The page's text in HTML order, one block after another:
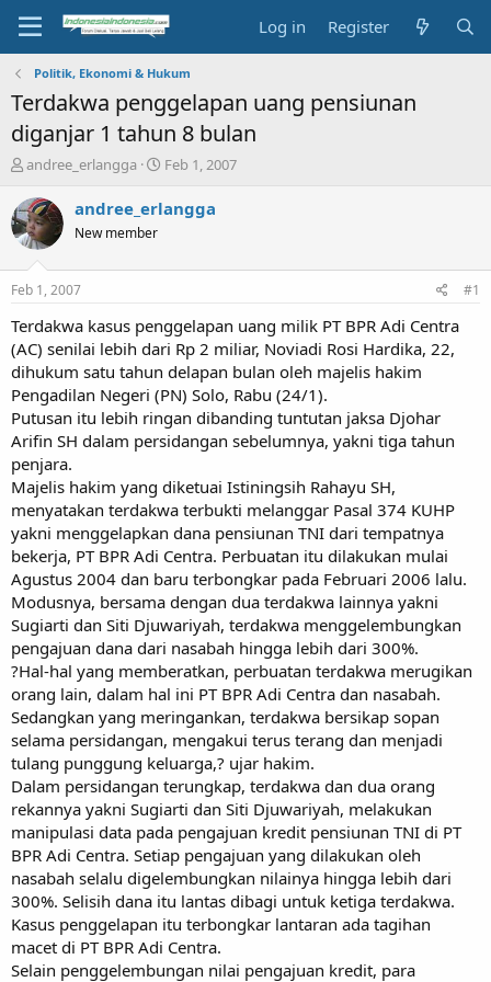
Log in Register
Politik, Ekonomi & Hukum
Terdakwa penggelapan uang pensiunan
diganjar 1 tahun 8 bulan
T
r
e
a
s
t
a
r
t
e
r
andree_erlangga
S
a
e
Feb 1, 2007
andree_erlangga
New member
Feb 1, 2007 #1
Terdakwa kasus penggelapan uang milik PT BPR Adi Centra
(AC) senilai lebih dari Rp 2 miliar, Noviadi Rosi Hardika, 22,
dihukum satu tahun delapan bulan oleh majelis hakim
Pengadilan Negeri (PN) Solo, Rabu (24/1).
Putusan itu lebih ringan dibanding tuntutan jaksa Djohar
Arifin SH dalam persidangan sebelumnya, yakni tiga tahun
penjara.
Majelis hakim yang diketuai Istiningsih Rahayu SH,
menyatakan terdakwa terbukti melanggar Pasal 374 KUHP
yakni menggelapkan dana pensiunan TNI dari tempatnya
bekerja, PT BPR Adi Centra. Perbuatan itu dilakukan mulai
Agustus 2004 dan baru terbongkar pada Februari 2006 lalu.
Modusnya, bersama dengan dua terdakwa lainnya yakni
Sugiarti dan Siti Djuwariyah, terdakwa menggelembungkan
pengajuan dana dari nasabah hingga lebih dari 300%.
?Hal-hal yang memberatkan, perbuatan terdakwa merugikan
orang lain, dalam hal ini PT BPR Adi Centra dan nasabah.
Sedangkan yang meringankan, terdakwa bersikap sopan
selama persidangan, mengakui terus terang dan menjadi
tulang punggung keluarga,? ujar hakim.
Dalam persidangan terungkap, terdakwa dan dua orang
rekannya yakni Sugiarti dan Siti Djuwariyah, melakukan
manipulasi data pada pengajuan kredit pensiunan TNI di PT
BPR Adi Centra. Setiap pengajuan yang dilakukan oleh
nasabah selalu digelembungkan nilainya hingga lebih dari
300%. Selisih dana itu lantas dibagi untuk ketiga terdakwa.
Kasus penggelapan itu terbongkar lantaran ada tagihan
macet di PT BPR Adi Centra.
Selain penggelembungan nilai pengajuan kredit, para